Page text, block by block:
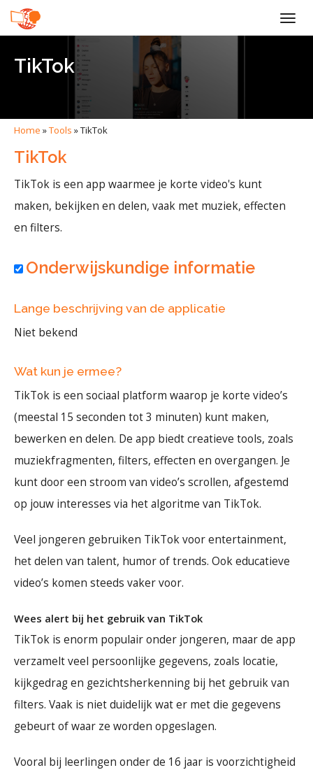
TikTok
Home »Tools »TikTok
TikTok
TikTok is een app waarmee je korte video's kunt
maken, bekijken en delen, vaak met muziek, effecten
en filters.
Onderwijskundige informatie
Lange beschrijving van de applicatie
Niet bekend
Wat kun je ermee?
TikTok is een sociaal platform waarop je korte video’s
(meestal 15 seconden tot 3 minuten) kunt maken,
bewerken en delen. De app biedt creatieve tools, zoals
muziekfragmenten, filters, effecten en overgangen. Je
kunt door een stroom van video’s scrollen, afgestemd
op jouw interesses via het algoritme van TikTok.
Veel jongeren gebruiken TikTok voor entertainment,
het delen van talent, humor of trends. Ook educatieve
video’s komen steeds vaker voor.
Wees alert bij het gebruik van TikTok
TikTok is enorm populair onder jongeren, maar de app
verzamelt veel persoonlijke gegevens, zoals locatie,
kijkgedrag en gezichtsherkenning bij het gebruik van
filters. Vaak is niet duidelijk wat er met die gegevens
gebeurt of waar ze worden opgeslagen.
Vooral bij leerlingen onder de 16 jaar is voorzichtigheid